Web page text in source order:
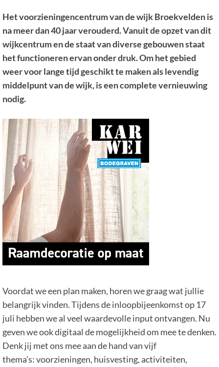
Het voorzieningencentrum van de wijk Broekvelden is
na meer dan 40 jaar verouderd. Vanuit de opzet van dit
wijkcentrum en de staat van diverse gebouwen staat
het functioneren ervan onder druk. Om het gebied
weer voor lange tijd geschikt te maken als levendig
middelpunt van de wijk, is een complete vernieuwing
nodig.
Voordat we een plan maken, horen we graag wat jullie
belangrijk vinden. Tijdens de inloopbijeenkomst op 17
juli hebben we al veel waardevolle input ontvangen. Nu
geven we ook digitaal de mogelijkheid om mee te denken.
Denk jij met ons mee aan de hand van vijf
thema’s: voorzieningen, huisvesting, activiteiten,